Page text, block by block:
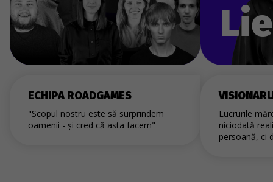
ECHIPA ROADGAMES
"Scopul nostru este să surprindem
oamenii - și cred că asta facem"
Lucrurile
niciodată
persoană, ci